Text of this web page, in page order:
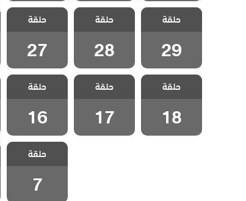
مسلسل مد وجزر
2 مدبلج الحلقة
29
حلقة
29
مسلسل مد وجزر
2 مدبلج الحلقة
28
حلقة
28
مسلسل مد وجزر
2 مدبلج الحلقة
27
حلقة
27
مسلسل مد وجزر
2 مدبلج الحلقة
18
حلقة
18
مسلسل مد وجزر
2 مدبلج الحلقة
17
حلقة
17
مسلسل مد وجزر
2 مدبلج الحلقة
16
حلقة
16
مسلسل مد وجزر
2 مدبلج الحلقة
7
حلقة
7